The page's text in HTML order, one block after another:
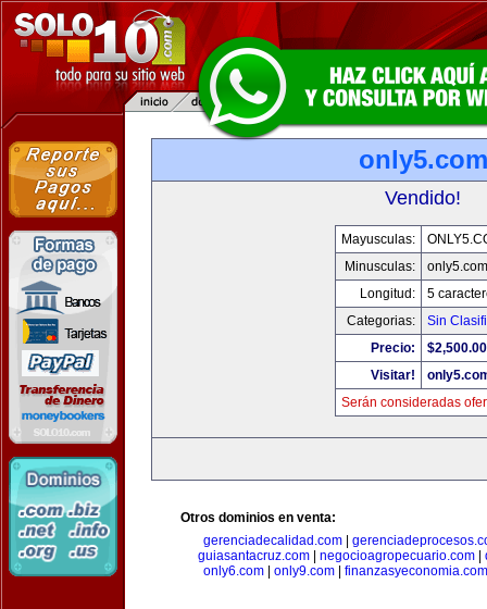
only5.com
Vendido!
Mayusculas:
Minusculas:
only5.com
Longitud:
5
Categorias:
Sin
Precio:
$2,500.00
Visitar!
Serán consideradas
Otros dominios en venta:
gerenciadecalidad.com|
guiasantacruz.com
negocioagropecuario.com
only6.com| only9.com| finanzasyeconomia.com